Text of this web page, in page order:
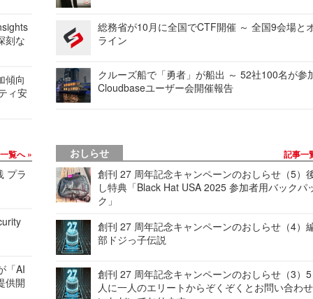
刻な
傾向
ィ安
総務省が10月に全国でCTF開催 ～ 全国9会場と
ライン
クルーズ船で「勇者」が船出 ～ 52社100名が参
Cloudbaseユーザー会開催報告
覧へ
プラ
「AI
供開
おしらせ 記事一
創刊 27 周年記念キャンペーンのおしらせ（5）
し特典「Black Hat USA 2025 参加者用バックパ
ク」
創刊 27 周年記念キャンペーンのおしらせ（4）
部ドジっ子伝説
創刊 27 周年記念キャンペーンのおしらせ（3）
人に一人のエリートからぞくぞくとお問い合わ